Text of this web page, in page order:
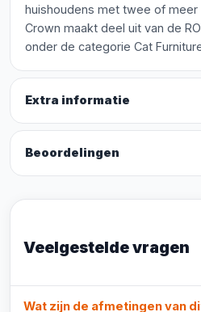
huishoudens met twee of meer
Crown maakt deel uit van de
onder de categorie Cat
Extra informatie
Beoordelingen
Veelgestelde vragen
Wat zijn de afmetingen van